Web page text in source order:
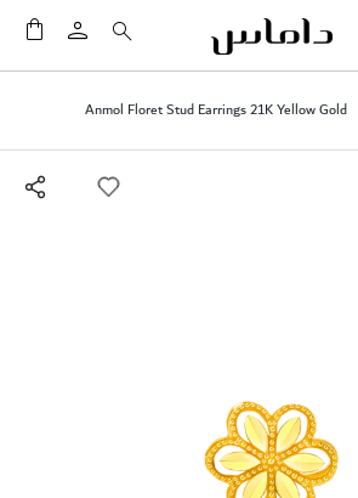
Anmol Floret Stud Earrings 21K Yellow Gold